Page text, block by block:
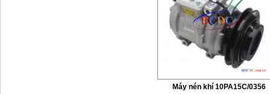
Máy nén khí 10PA15C/0356